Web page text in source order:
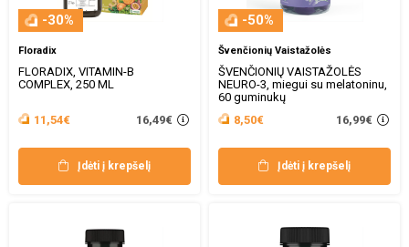
-30%
Floradix
FLORADIX, VITAMIN-B
COMPLEX, 250 ML
11,54€ 16,49€
Įdėti į krepšelį
-50%
Švenčionių Vaistažolės
ŠVENČIONIŲ VAISTAŽOLĖS
NEURO-3, miegui su melatoninu,
60 guminukų
8,50€
16,99€
Įdėti į krepšelį